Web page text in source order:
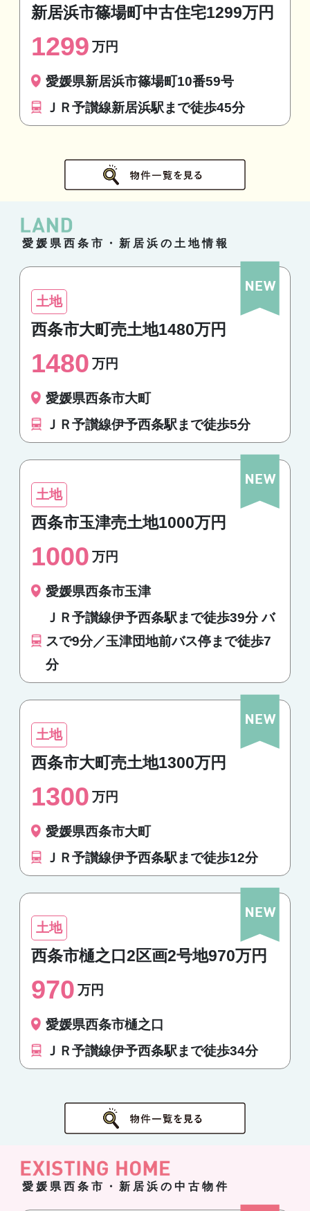
新居浜市篠場町中古住宅1299万円
1299 万円
愛媛県新居浜市篠場町10番59号
ＪＲ予讃線新居浜駅まで徒歩45分
愛媛県西条市・新居浜の土地情報
土地
西条市大町売土地1480万円
1480 万円
愛媛県西条市大町
ＪＲ予讃線伊予西条駅まで徒歩5分
土地
西条市玉津売土地1000万円
1000 万円
愛媛県西条市玉津
ＪＲ予讃線伊予西条駅まで徒歩39分 バ
スで9分／玉津団地前バス停まで徒歩7
分
土地
西条市大町売土地1300万円
1300 万円
愛媛県西条市大町
ＪＲ予讃線伊予西条駅まで徒歩12分
土地
西条市樋之口2区画2号地970万円
970 万円
愛媛県西条市樋之口
ＪＲ予讃線伊予西条駅まで徒歩34分
愛媛県西条市・新居浜の中古物件